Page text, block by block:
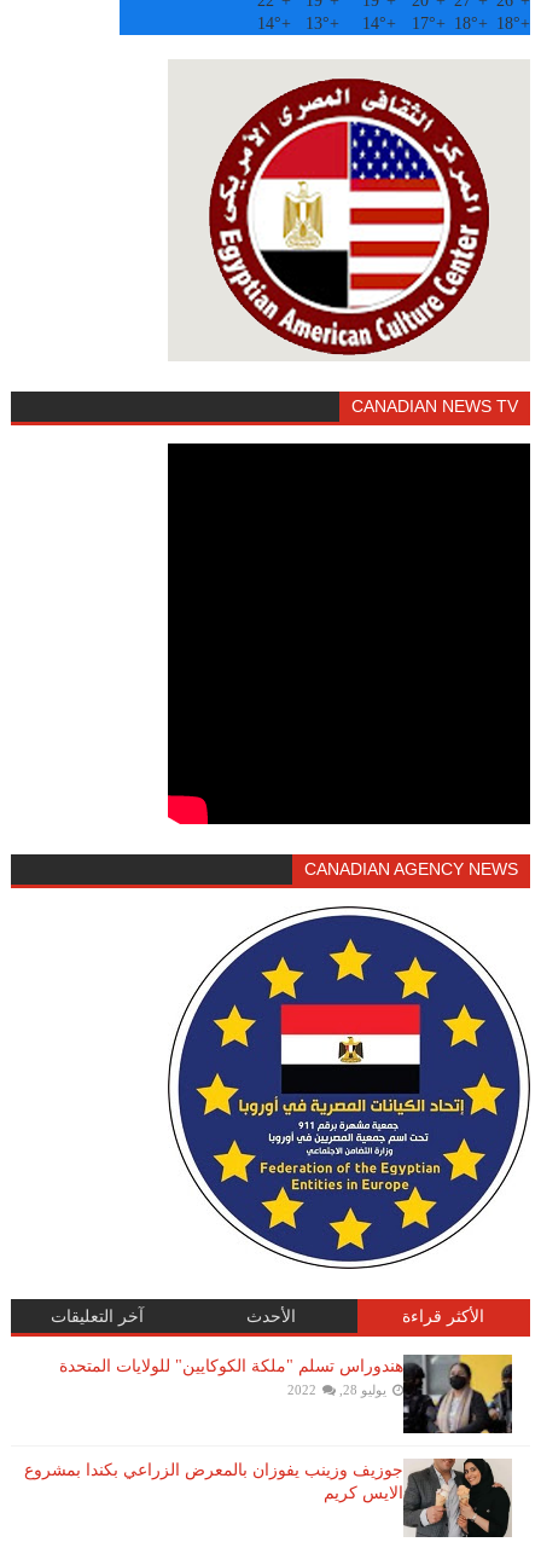
+
18°
+
18°
+
17°
+
14°
+
13°
+
14°
CANADIAN NEWS TV
CANADIAN AGENCY NEWS
الأكثر قراءة الأحدث آخر التعليقات
هندوراس تسلم "ملكة الكوكايين" للولايات المتحدة
يوليو 28, 2022
جوزيف وزينب يفوزان بالمعرض الزراعي بكندا بمشروع
الايس كريم